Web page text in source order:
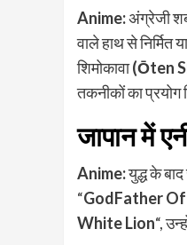
Anime:अंग्रेजी
वाले हाथ से
शिमोकावा(Ōten
तकनीकों का प्रयोग
जापान में
Anime:युद्ध के
“GodFather
White Lion“,